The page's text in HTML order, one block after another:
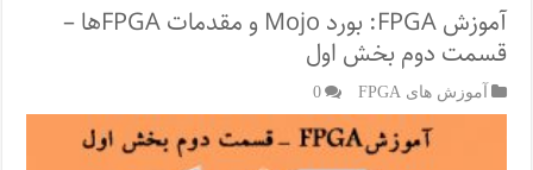
آموزش FPGA: بورد Mojo و مقدمات FPGA‌ها –
قسمت دوم بخش اول
آموزش های FPGA 0